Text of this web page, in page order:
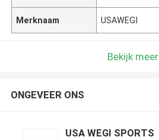
Merknaam USAWEGI
Bekijk meer
ONGEVEER ONS
USA WEGI SPORTS